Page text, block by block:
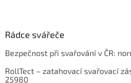
Rádce svářeče
Bezpečnost při svařování v ČR:
RollTect – zatahovací svařovací
25980